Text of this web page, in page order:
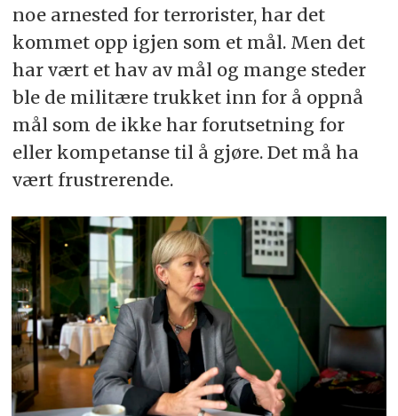
noe arnested for terrorister, har det
kommet opp igjen som et mål. Men det
har vært et hav av mål og mange steder
ble de militære trukket inn for å oppnå
mål som de ikke har forutsetning for
eller kompetanse til å gjøre. Det må ha
vært frustrerende.